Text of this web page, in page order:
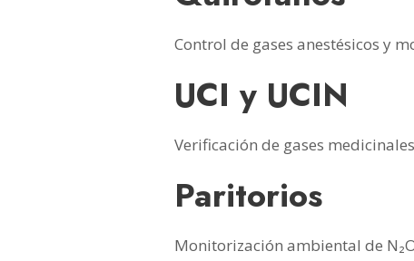
Control de gases anestésicos y
UCI y UCIN
Verificación de gases
Paritorios
Monitorización ambiental de